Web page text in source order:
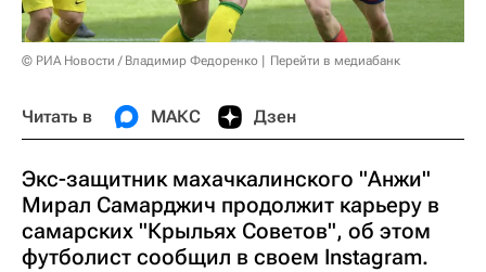
© РИА Новости / Владимир Федоренко Перейти в медиабанк
Читать в МАКС Дзен
Экс-защитник махачкалинского "Анжи"
Мирал Самарджич продолжит карьеру в
самарских "Крыльях Советов", об этом
футболист сообщил в своем Instagram.